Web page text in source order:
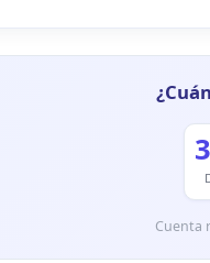
Cuenta